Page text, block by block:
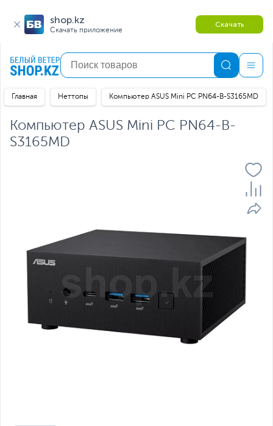
shop.kz
Скачать приложение
Скачать
Главная Неттопы Компьютер ASUS Mini PC PN64-B-S3165MD
Компьютер ASUS Mini PC PN64-B-
S3165MD